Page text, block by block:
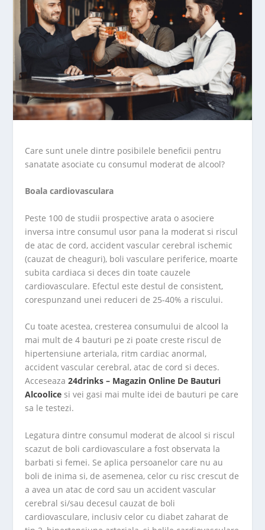
Care sunt unele dintre posibilele beneficii pentru
sanatate asociate cu consumul moderat de alcool?
Boala cardiovasculara
Peste 100 de studii prospective arata o asociere
inversa intre consumul usor pana la moderat si riscul
de atac de cord, accident vascular cerebral ischemic
(cauzat de cheaguri), boli vasculare periferice, moarte
subita cardiaca si deces din toate cauzele
cardiovasculare. Efectul este destul de consistent,
corespunzand unei reduceri de 25-40% a riscului.
Cu toate acestea, cresterea consumului de alcool la
mai mult de 4 bauturi pe zi poate creste riscul de
hipertensiune arteriala, ritm cardiac anormal,
accident vascular cerebral, atac de cord si deces.
Acceseaza24drinks – Magazin Online De Bauturi
Alcoolice si vei gasi mai multe idei de bauturi pe care
sa le testezi.
Legatura dintre consumul moderat de alcool si riscul
scazut de boli cardiovasculare a fost observata la
barbati si femei. Se aplica persoanelor care nu au
boli de inima si, de asemenea, celor cu risc crescut de
a avea un atac de cord sau un accident vascular
cerebral si/sau decesul cauzat de boli
cardiovasculare, inclusiv celor cu diabet zaharat de